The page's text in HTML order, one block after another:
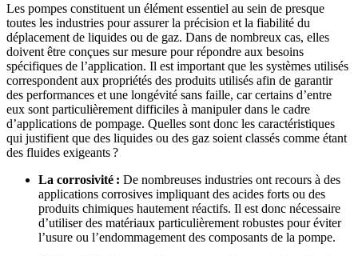
Les pompes constituent un élément essentiel au sein de presque
toutes les industries pour assurer la précision et la fiabilité du
déplacement de liquides ou de gaz. Dans de nombreux cas, elles
doivent être conçues sur mesure pour répondre aux besoins
spécifiques de l’application. Il est important que les systèmes utilisés
correspondent aux propriétés des produits utilisés afin de garantir
des performances et une longévité sans faille, car certains d’entre
eux sont particulièrement difficiles à manipuler dans le cadre
d’applications de pompage. Quelles sont donc les caractéristiques
qui justifient que des liquides ou des gaz soient classés comme étant
des fluides exigeants ?
La corrosivité : De nombreuses industries ont recours à des
applications corrosives impliquant des acides forts ou des
produits chimiques hautement réactifs. Il est donc nécessaire
d’utiliser des matériaux particulièrement robustes pour éviter
l’usure ou l’endommagement des composants de la pompe.